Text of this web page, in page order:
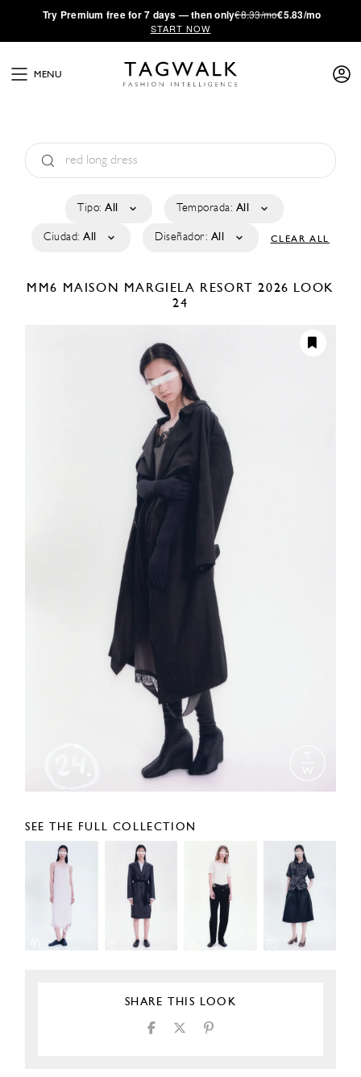
·Try Premium free for 7 days — then only€8.33/mo€5.83/mo
START NOW
MENU
Tipo: All Temporada: All
Ciudad: All Diseñador: All CLEAR ALL
MM6 MAISON MARGIELA RESORT 2026 LOOK
24
SEE THE FULL COLLECTION
SHARE THIS LOOK